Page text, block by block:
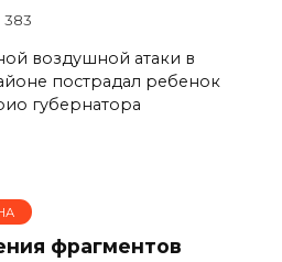
383
воздушной атаки в
пострадал ребенок
губернатора
фрагментов